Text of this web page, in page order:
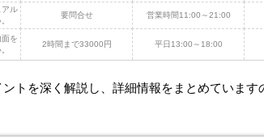
ル
要問合せ 営業時間11:00～21:00
を
2時間まで33000円 平日13:00～18:00
トを深く解説し、詳細情報をまとめています